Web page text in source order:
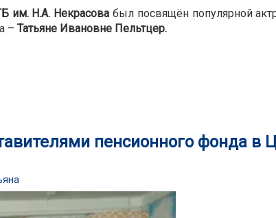
им. Н.А. Некрасова был посвящён популярной
– Татьяне Ивановне Пельтцер.
пенсионного фонда в